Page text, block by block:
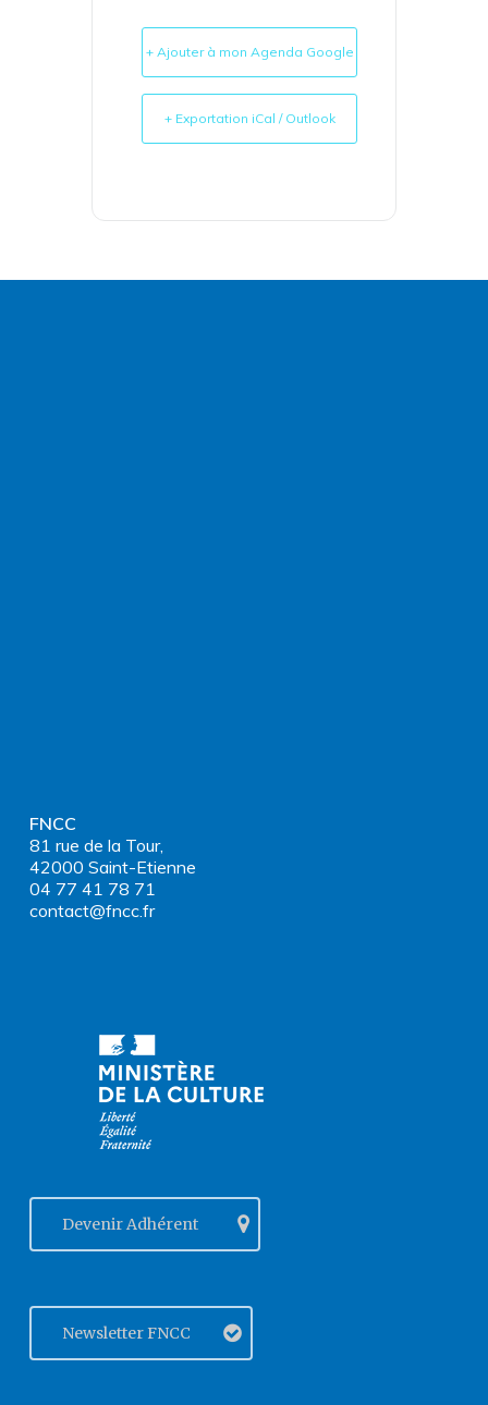
+ Ajouter à mon Agenda Google
+ Exportation iCal / Outlook
FNCC
81 rue de la Tour,
42000 Saint-Etienne
04 77 41 78 71
contact@fncc.fr
Devenir Adhérent
Newsletter FNCC